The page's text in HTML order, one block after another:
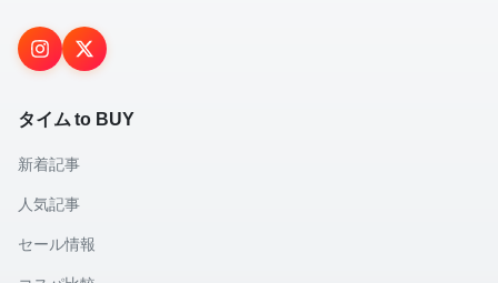
タイム to BUY
新着記事
人気記事
セール情報